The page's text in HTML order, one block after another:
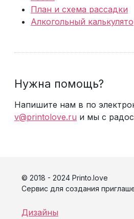
План и схема рассадки
Алкогольный
Нужна помощь?
Напишите нам в по
v@printolove.ru и мы с
© 2018 - 2024 Printo.love
Сервис для создания
Дизайны